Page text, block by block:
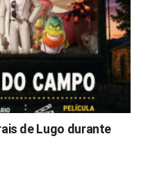
de Lugo durante